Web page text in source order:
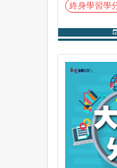
終身學習學